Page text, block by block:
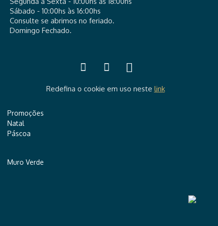
Sábado - 10:00hs às 16:00hs
Consulte se abrimos no feriado.
Domingo Fechado.
Redefina o cookie em uso neste link
Promoções
Natal
Páscoa
Muro Verde